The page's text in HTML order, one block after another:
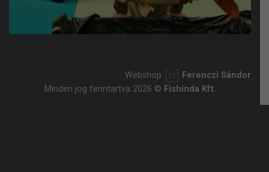
Webshop:
Ferenczi Sándor
Minden jog fenntartva 2026 © Fishinda Kft.